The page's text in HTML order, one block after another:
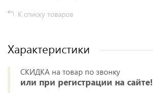
К списку товаров
Характеристики
СКИДКА на товар по звонку
или при регистрации на сайте!